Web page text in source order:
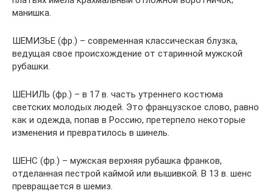
манишка.
ШЕМИЗЬЕ (фр.) – современная классическая блузка,
ведущая свое происхождение от старинной мужской
рубашки.
ШЕНИЛЬ (фр.) – в 17 в. часть утреннего костюма
светских молодых людей. Это французское слово, равно
как и одежда, попав в Россию, претерпело некоторые
изменения и превратилось в шинель.
ШЕНС (фр.) – мужская верхняя рубашка франков,
отделанная пестрой каймой или вышивкой. В 13 в. шенс
превращается в шемиз.